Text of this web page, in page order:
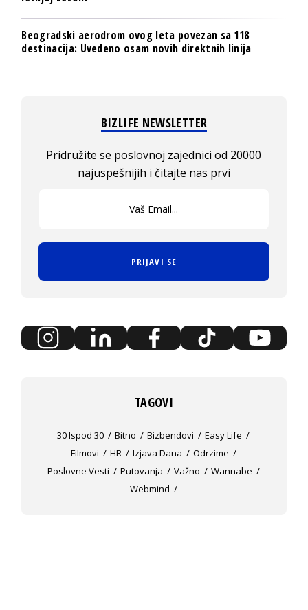
Beogradski aerodrom ovog leta povezan sa 118
destinacija: Uvedeno osam novih direktnih linija
BIZLIFE NEWSLETTER
Pridružite se poslovnoj zajednici od 20000
najuspešnijih i čitajte nas prvi
PRIJAVI SE
TAGOVI
30 Ispod 30 Bitno Bizbendovi
Easy Life
Filmovi
HR Izjava Dana
Odrzime
Poslovne Vesti
Putovanja Važno
Wannabe
Webmind